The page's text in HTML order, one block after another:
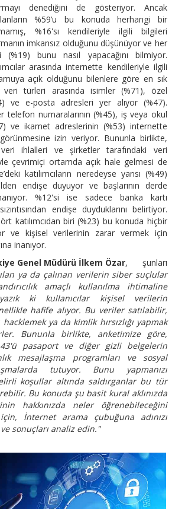
denediğini de gösteriyor. Ancak
%59’u bu konuda herhangi bir
%16'sı kendileriyle ilgili bilgileri
imkansız olduğunu düşünüyor ve her
bunu nasıl yapacağını bilmiyor.
arasında internette kendileriyle ilgili
açık olduğunu bilenlere göre en sık
veri türleri arasında isimler (%71), özel
ve e-posta adresleri yer alıyor (%47).
telefon numaralarının (%45), iş veya okul
ve ikamet adreslerinin (%53) internette
izin veriyor. Bununla birlikte,
ihlalleri ve şirketler tarafındaki veri
çevrimiçi ortamda açık hale gelmesi de
katılımcıların neredeyse yarısı (%49)
endişe duyuyor ve başlarının derde
%12'si ise sadece banka kartı
endişe duyduklarını belirtiyor.
katılımcıdan biri (%23) bu konuda hiçbir
ve kişisel verilerinin zarar vermek için
inanıyor.
Genel Müdürü İlkem Özar, şunları
ya da çalınan verilerin siber suçlular
amaçlı kullanılma ihtimaline
ki kullanıcılar kişisel verilerin
hafife alıyor. Bu veriler satılabilir,
ya da kimlik hırsızlığı yapmak
Bununla birlikte, anketimize göre,
pasaport ve diğer gizli belgelerin
mesajlaşma programları ve sosyal
tutuyor. Bunu yapmanızı
koşullar altında saldırganlar bu tür
Bu konuda şu basit kural aklınızda
hakkınızda neler öğrenebileceğini
İnternet arama çubuğuna adınızı
ve sonuçları analiz edin."